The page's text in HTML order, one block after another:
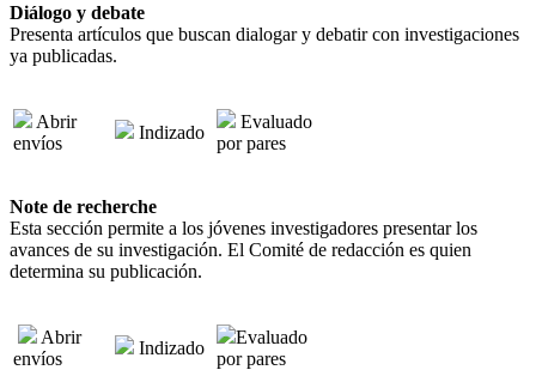
Diálogo y debate
Presenta artículos que buscan dialogar y debatir con investigaciones
ya publicadas.
Abrir
envíos
Indizado
Evaluado
por pares
Note de recherche
Esta sección permite a los jóvenes investigadores presentar los
avances de su investigación. El Comité de redacción es quien
determina su publicación.
Abrir
envíos
Indizado
Evaluado
por pares